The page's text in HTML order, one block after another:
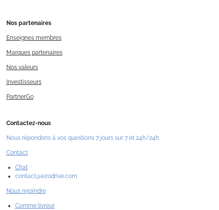
Nos partenaires
Enseignes membres
Marques partenaires
Nos valeurs
Investisseurs
PartnerGo
Contactez-nous
Nous répondons à vos questions 7 jours sur 7 et 24h/24h.
Contact
Chat
contact@ezodrive.com
Nous rejoindre
Comme livreur